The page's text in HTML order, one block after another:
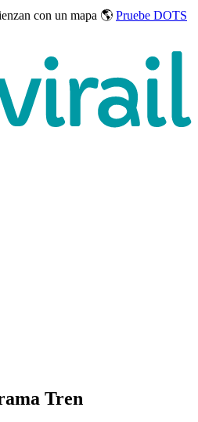
con un mapa 🌎 Pruebe DOTS
Tren